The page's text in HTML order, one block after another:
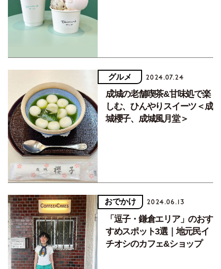
グルメ 2024.07.24
成城の老舗喫茶&甘味処で楽
しむ、ひんやりスイーツ＜成
城櫻子、成城風月堂＞
おでかけ 2024.06.13
「逗子・鎌倉エリア」のおす
すめスポット3選｜地元民イ
チオシのカフェ&ショップ